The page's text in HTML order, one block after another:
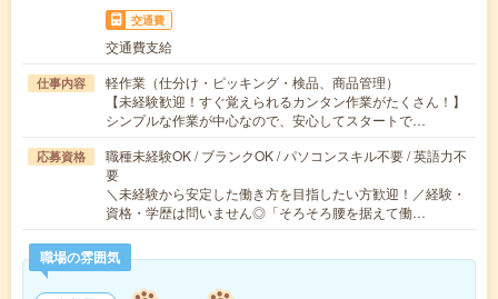
交通費
交通費支給
仕事内容
軽作業（仕分け・ピッキング・検品、商品管理）
【未経験歓迎！すぐ覚えられるカンタン作業がたくさん！】
シンプルな作業が中心なので、安心してスタートで…
応募資格
職種未経験OK / ブランクOK / パソコンスキル不要 / 英語力不
要
＼未経験から安定した働き方を目指したい方歓迎！／経験・
資格・学歴は問いません◎「そろそろ腰を据えて働…
職場の雰囲気